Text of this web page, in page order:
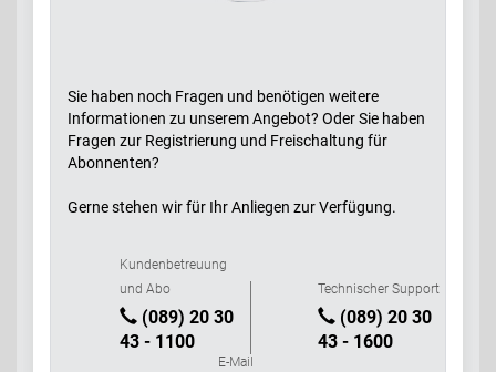
Sie haben noch Fragen und benötigen weitere
Informationen zu unserem Angebot? Oder Sie haben
Fragen zur Registrierung und Freischaltung für
Abonnenten?
Gerne stehen wir für Ihr Anliegen zur Verfügung.
Kundenbetreuung
und Abo
(089) 20 30
43 - 1100
Technischer Support
(089) 20 30
43 - 1600
E-Mail